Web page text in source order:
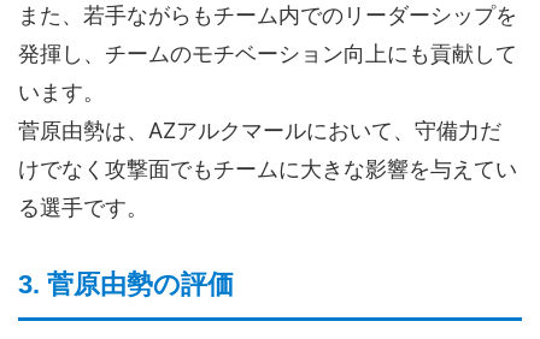
また、若手ながらもチーム内でのリーダーシップを
発揮し、チームのモチベーション向上にも貢献して
います。
菅原由勢は、AZアルクマールにおいて、守備力だ
けでなく攻撃面でもチームに大きな影響を与えてい
る選手です。
3. 菅原由勢の評価